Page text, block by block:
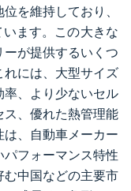
を維持しており、
います。この大きな
が提供するいくつ
には、大型サイズ
率、より少ないセル
ス、優れた熱管理能
、自動車メーカー
フォーマンス特性
中国などの主要市